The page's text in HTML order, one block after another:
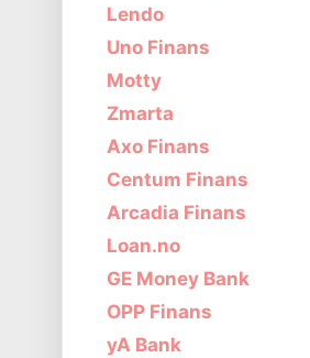
Lendo
Uno Finans
Motty
Zmarta
Axo Finans
Centum Finans
Arcadia Finans
Loan.no
GE Money Bank
OPP Finans
yA Bank